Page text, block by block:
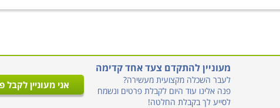
מעוניין להתקדם צעד אחד קדימה
לעבר השכלה מקצועית מעשירה?
פנה אלינו עוד היום לקבלת פרטים ונשמח
לסייע לך בקבלת החלטה!
אני מעוניין לקבל